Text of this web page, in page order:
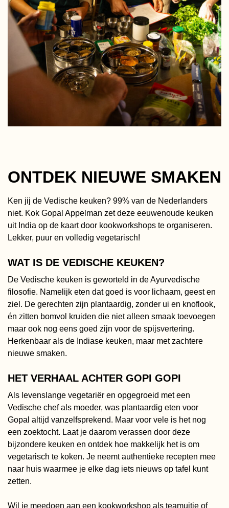
ONTDEK NIEUWE SMAKEN
Ken jij de Vedische keuken? 99% van de Nederlanders
niet. Kok Gopal Appelman zet deze eeuwenoude keuken
uit India op de kaart door kookworkshops te organiseren.
Lekker, puur en volledig vegetarisch!
WAT IS DE VEDISCHE KEUKEN?
De Vedische keuken is geworteld in de Ayurvedische
filosofie. Namelijk eten dat goed is voor lichaam, geest en
ziel. De gerechten zijn plantaardig, zonder ui en knoflook,
én zitten bomvol kruiden die niet alleen smaak toevoegen
maar ook nog eens goed zijn voor de spijsvertering.
Herkenbaar als de Indiase keuken, maar met zachtere
nieuwe smaken.
HET VERHAAL ACHTER GOPI GOPI
Als levenslange vegetariër en opgegroeid met een
Vedische chef als moeder, was plantaardig eten voor
Gopal altijd vanzelfsprekend. Maar voor vele is het nog
een zoektocht. Laat je daarom verassen door deze
bijzondere keuken en ontdek hoe makkelijk het is om
vegetarisch te koken. Je neemt authentieke recepten mee
naar huis waarmee je elke dag iets nieuws op tafel kunt
zetten.
Wil je meedoen aan een kookworkshop als teamuitje of